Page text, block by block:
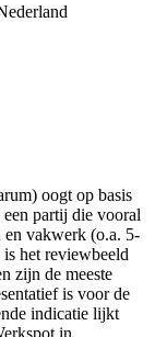
oogt op basis
een partij die vooral
en vakwerk (o.a. 5-
het reviewbeeld
zijn de meeste
is voor de
indicatie lijkt